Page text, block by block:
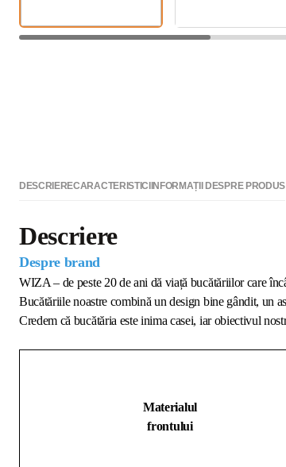
DESCRIERECARACTERISTICI INFORMAȚII DESPRE PRODUS
Descriere
Despre brand
WIZA – de peste 20 de ani dă viață bucătăriilor care
Bucătăriile noastre combină un design bine gândit, un
Credem că bucătăria este inima casei, iar obiectivul
Materialul
frontului